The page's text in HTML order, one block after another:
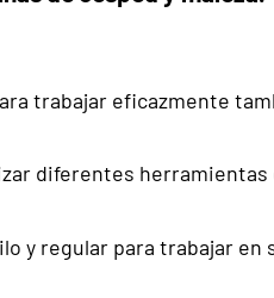
trabajar eficazmente
diferentes
y regular para trabajar